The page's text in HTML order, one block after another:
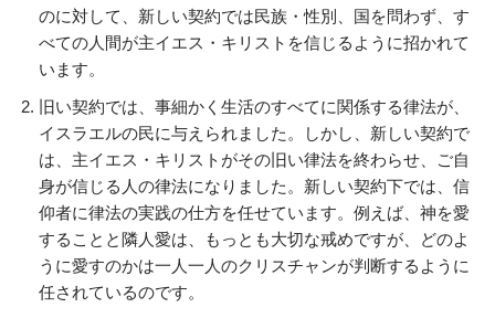
のに対して、新しい契約では民族・性別、国を問わず、す
べての人間が主イエス・キリストを信じるように招かれて
います。
旧い契約では、事細かく生活のすべてに関係する律法が、
イスラエルの民に与えられました。しかし、新しい契約で
は、主イエス・キリストがその旧い律法を終わらせ、ご自
身が信じる人の律法になりました。新しい契約下では、信
仰者に律法の実践の仕方を任せています。例えば、神を愛
することと隣人愛は、もっとも大切な戒めですが、どのよ
うに愛すのかは一人一人のクリスチャンが判断するように
任されているのです。